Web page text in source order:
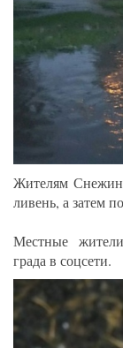
Жителям
ливень, а затем
Местные
града в соцсети.